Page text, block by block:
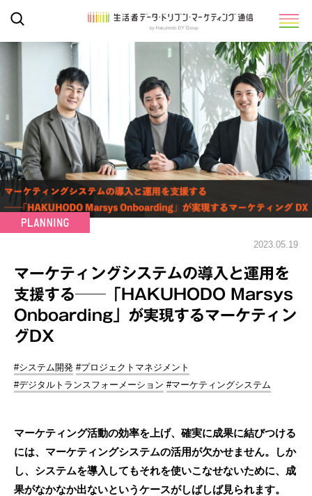
2023.05.19
マーケティングシステムの導入と運用を
支援する──「HAKUHODO Marsys
Onboarding」が実現するマーケティン
グDX
#システム開発 #プロジェクトマネジメント
#デジタルトランスフォーメーション #マーケティングシステム
マーケティング活動の効率を上げ、確実に成果に結びつける
には、マーケティングシステムの活用が欠かせません。しか
し、システムを導入してもそれを使いこなせないために、成
果がなかなか出ないというケースがしばしば見られます。